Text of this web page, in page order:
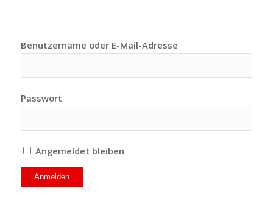
Benutzername oder E-Mail-Adresse
Passwort
Angemeldet bleiben